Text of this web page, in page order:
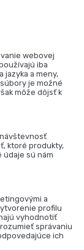
webovej
iba
jazyka a meny,
je možné
môže dôjsť k
ktoré produkty,
sú nám
a
profilu
vyhodnotiť
správaniu
ich